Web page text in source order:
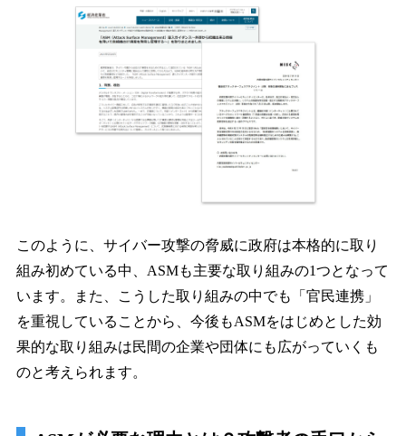
このように、サイバー攻撃の脅威に政府は本格的に取り
組み初めている中、ASMも主要な取り組みの1つとなって
います。また、こうした取り組みの中でも「官民連携」
を重視していることから、今後もASMをはじめとした効
果的な取り組みは民間の企業や団体にも広がっていくも
のと考えられます。